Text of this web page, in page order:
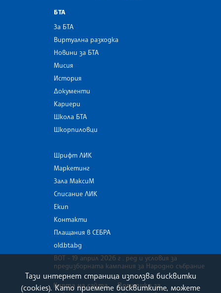
БТА
За БТА
Виртуална разходка
Новини за БТА
Мисия
История
Документи
Кариери
Школа БТА
Шкорпиловци
Шрифт ЛИК
Маркетинг
Зала МаксиМ
Списание ЛИК
Екип
Контакти
Плащания в СЕБРА
old.bta.bg
ВОТ - 19 април 2026 г . ред и условия за
предизборната кампания за Народно събрание
Карта на сайта
Политика за
Тази интернет страница използва бисквитки
(cookies). Като приемете бисквитките, можете